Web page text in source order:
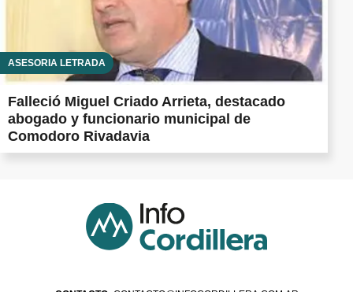
ASESORÍA LETRADA
Falleció Miguel Criado Arrieta, destacado
abogado y funcionario municipal de
Comodoro Rivadavia